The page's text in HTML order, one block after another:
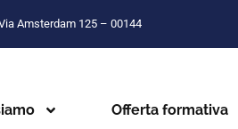
Amsterdam 125 – 00144
Offerta formativa